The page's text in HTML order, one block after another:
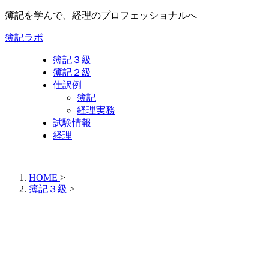
簿記を学んで、経理のプロフェッショナルへ
簿記ラボ
簿記３級
簿記２級
仕訳例
簿記
経理実務
試験情報
経理
HOME >
簿記３級 >